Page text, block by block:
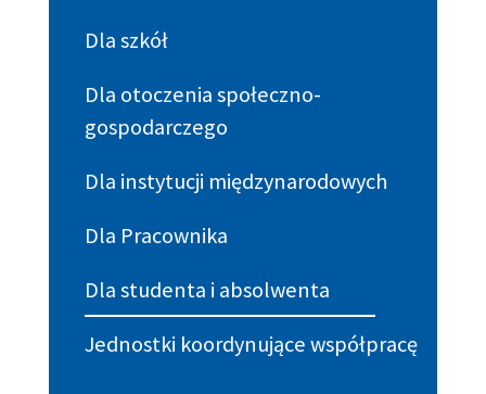
Dla szkół
Dla otoczenia społeczno-
gospodarczego
Dla instytucji międzynarodowych
Dla Pracownika
Dla studenta i absolwenta
Jednostki koordynujące współpracę